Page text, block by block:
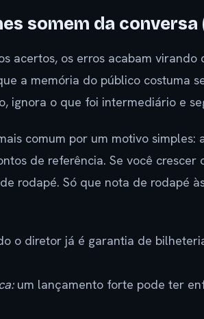
somem da
acertos, os erros acabam virando
a memória do público costuma
ignora o que foi intermediário e
comum por um motivo
de referência. Se você crescer
rodapé. Só que nota de rodapé
o diretor já é garantia de
um lançamento forte pode ter